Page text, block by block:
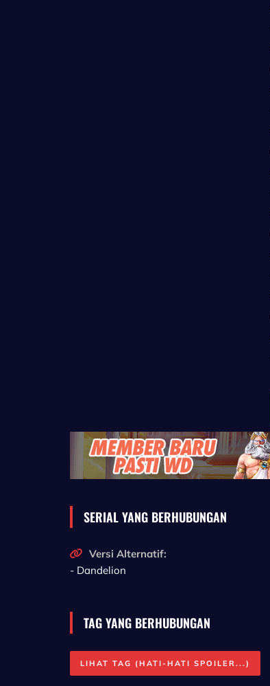
SERIAL YANG BERHUBUNGAN
Versi Alternatif:
- Dandelion
TAG YANG BERHUBUNGAN
LIHAT TAG (HATI-HATI SPOILER...)